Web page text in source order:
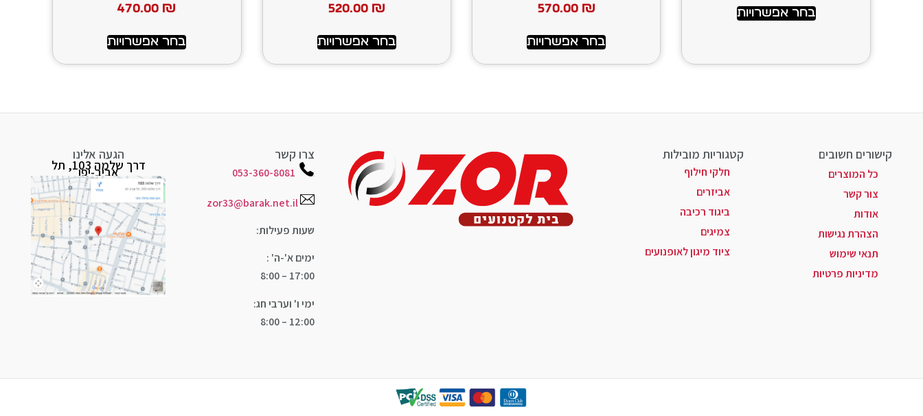
בחר אפשרויות
570.00 ₪
בחר אפשרויות
520.00 ₪
בחר אפשרויות
470.00 ₪
בחר אפשרויות
קישורים חשובים
כל המוצרים
צור קשר
אודות
הצהרת נגישות
תנאי שימוש
מדיניות פרטיות
קטגוריות מובילות
חלקי חילוף
אביזרים
ביגוד רכיבה
צמיגים
ציוד מיגון לאופנועים
צרו קשר
053-360-8081
zor33@barak.net.il
שעות פעילות:
ימים א'-ה' :
17:00 – 8:00
ימי ו' וערבי חג:
12:00 – 8:00
הגעה אלינו
דרך שלמה 103, תל אביב-יפו